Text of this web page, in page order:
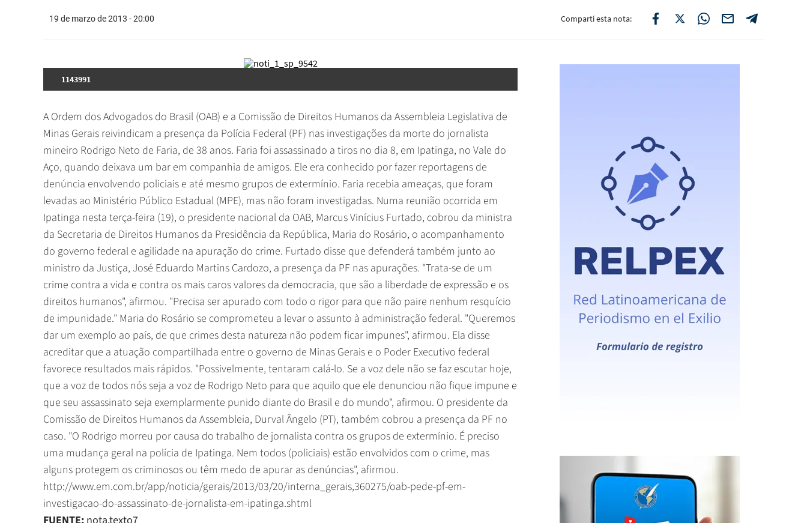
19 de marzo de 2013 - 20:00 Compartí esta nota:
1143991
A Ordem dos Advogados do Brasil (OAB) e a Comissão de Direitos Humanos da Assembleia Legislativa de
Minas Gerais reivindicam a presença da Polícia Federal (PF) nas investigações da morte do jornalista
mineiro Rodrigo Neto de Faria, de 38 anos. Faria foi assassinado a tiros no dia 8, em Ipatinga, no Vale do
Aço, quando deixava um bar em companhia de amigos. Ele era conhecido por fazer reportagens de
denúncia envolvendo policiais e até mesmo grupos de extermínio. Faria recebia ameaças, que foram
levadas ao Ministério Público Estadual (MPE), mas não foram investigadas. Numa reunião ocorrida em
Ipatinga nesta terça-feira (19), o presidente nacional da OAB, Marcus Vinícius Furtado, cobrou da ministra
da Secretaria de Direitos Humanos da Presidência da República, Maria do Rosário, o acompanhamento
do governo federal e agilidade na apuração do crime. Furtado disse que defenderá também junto ao
ministro da Justiça, José Eduardo Martins Cardozo, a presença da PF nas apurações. "Trata-se de um
crime contra a vida e contra os mais caros valores da democracia, que são a liberdade de expressão e os
direitos humanos", afirmou. "Precisa ser apurado com todo o rigor para que não paire nenhum resquício
de impunidade." Maria do Rosário se comprometeu a levar o assunto à administração federal. "Queremos
dar um exemplo ao país, de que crimes desta natureza não podem ficar impunes", afirmou. Ela disse
acreditar que a atuação compartilhada entre o governo de Minas Gerais e o Poder Executivo federal
favorece resultados mais rápidos. "Possivelmente, tentaram calá-lo. Se a voz dele não se faz escutar hoje,
que a voz de todos nós seja a voz de Rodrigo Neto para que aquilo que ele denunciou não fique impune e
que seu assassinato seja exemplarmente punido diante do Brasil e do mundo", afirmou. O presidente da
Comissão de Direitos Humanos da Assembleia, Durval Ângelo (PT), também cobrou a presença da PF no
caso. "O Rodrigo morreu por causa do trabalho de jornalista contra os grupos de extermínio. É preciso
uma mudança geral na polícia de Ipatinga. Nem todos (policiais) estão envolvidos com o crime, mas
alguns protegem os criminosos ou têm medo de apurar as denúncias", afirmou.
http://www.em.com.br/app/noticia/gerais/2013/03/20/interna_gerais,360275/oab-pede-pf-em-
investigacao-do-assassinato-de-jornalista-em-ipatinga.shtml